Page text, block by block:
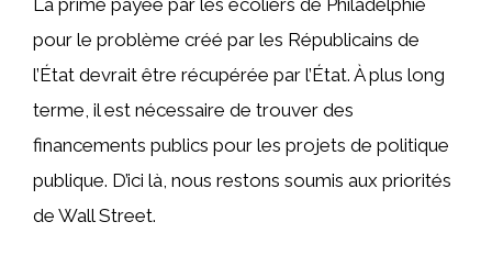
La prime payée par les écoliers de Philadelphie
pour le problème créé par les Républicains de
l’État devrait être récupérée par l’État. À plus long
terme, il est nécessaire de trouver des
financements publics pour les projets de politique
publique. D’ici là, nous restons soumis aux priorités
de Wall Street.